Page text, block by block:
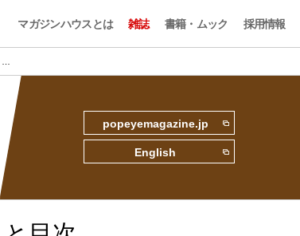
マガジンハウスとは 雑誌 書籍・ムック 採用情報
popeyemagazine.jp
English